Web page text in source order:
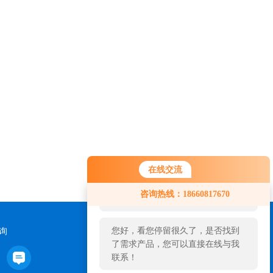
在线交流
咨询热线：18660817670
您好！欢迎前来咨询，很高兴为您
服务，请问您要咨询什么问题呢？
您好，看您停留很久了，是否找到
了需求产品，您可以直接在线与我
联系！